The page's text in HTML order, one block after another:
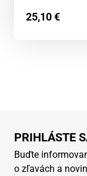
25,10€
PRIHLÁSTE
Buďte
o zľavách a